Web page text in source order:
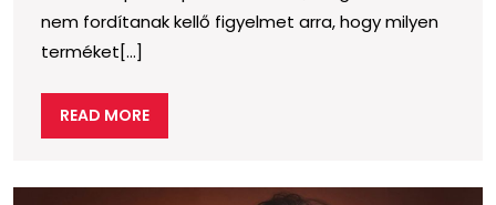
nem fordítanak kellő figyelmet arra, hogy milyen
terméket[...]
READ MOREREAD
MORE